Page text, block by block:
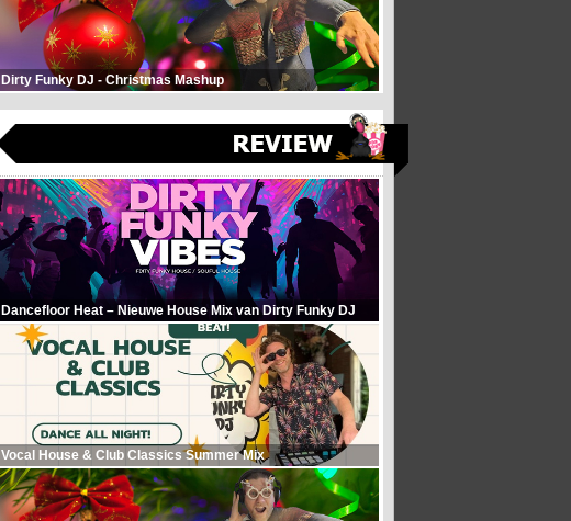
Dirty Funky DJ - Christmas Mashup
Dancefloor Heat – Nieuwe House Mix van Dirty Funky DJ
Vocal House & Club Classics Summer Mix